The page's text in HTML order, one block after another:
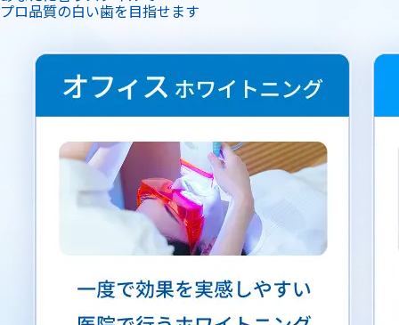
プロ品質の白い歯を目指せます